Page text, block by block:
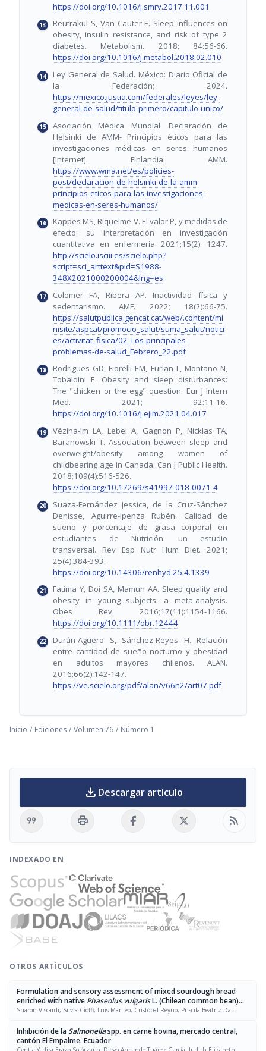
https://doi.org/10.1016/j.smrv.2017.11.001
Reutrakul S, Van Cauter E. Sleep influences on
obesity, insulin resistance, and risk of type 2
diabetes. Metabolism. 2018; 84:56-66.
https://doi.org/10.1016/j.metabol.2018.02.010
Ley General de Salud. México: Diario Oficial de
la Federación; 2024.
https://mexico.justia.com/federales/leyes/ley-
general-de-salud/titulo-primero/capitulo-unico/
Asociación Médica Mundial. Declaración de
Helsinki de AMM- Principios éticos para las
investigaciones médicas en seres humanos
[Internet]. Finlandia: AMM.
https://www.wma.net/es/policies-
post/declaracion-de-helsinki-de-la-amm-
principios-eticos-para-las-investigaciones-
medicas-en-seres-humanos/
Kappes MS, Riquelme V. El valor P, y medidas de
efecto: su interpretación en investigación
cuantitativa en enfermería. 2021;15(2): 1247.
http://scielo.isciii.es/scielo.php?
script=sci_arttext&pid=S1988-
348X2021000200004&lng=es.
Colomer FA, Ribera AP. Inactividad física y
sedentarismo. AMF. 2022; 18(2):66-75.
https://salutpublica.gencat.cat/web/.content/mi
nisite/aspcat/promocio_salut/suma_salut/notici
es/activitat_fisica/02_Los-principales-
problemas-de-salud_Febrero_22.pdf
Rodrigues GD, Fiorelli EM, Furlan L, Montano N,
Tobaldini E. Obesity and sleep disturbances:
The "chicken or the egg" question. Eur J Intern
Med. 2021; 92:11-16.
https://doi.org/10.1016/j.ejim.2021.04.017
Vézina-Im LA, Lebel A, Gagnon P, Nicklas TA,
Baranowski T. Association between sleep and
overweight/obesity among women of
childbearing age in Canada. Can J Public Health.
2018;109(4):516-526.
https://doi.org/10.17269/s41997-018-0071-4
Suaza-Fernández Jessica, de la Cruz-Sánchez
Denisse, Aguirre-Ipenza Rubén. Calidad de
sueño y porcentaje de grasa corporal en
estudiantes de Nutrición: un estudio
transversal. Rev Esp Nutr Hum Diet. 2021;
25(4):384-393.
https://doi.org/10.14306/renhyd.25.4.1339
Fatima Y, Doi SA, Mamun AA. Sleep quality and
obesity in young subjects: a meta-analysis.
Obes Rev. 2016;17(11):1154-1166.
https://doi.org/10.1111/obr.12444
Durán-Agüero S, Sánchez-Reyes H. Relación
entre cantidad de sueño nocturno y obesidad
en adultos mayores chilenos. ALAN.
2016;66(2):142-147.
https://ve.scielo.org/pdf/alan/v66n2/art07.pdf
Inicio / Ediciones / Volumen 76 / Número 1
download Descargar artículo
format_quote print rss_feed
INDEXADO EN
OTROS ARTÍCULOS
Formulation and sensory assessment of mixed sourdough bread
enriched with native Phaseolus vulgarisL. (Chilean common bean)
flour
Sharon Viscardi, Silvia Cioffi, Luis Marileo, Cristóbal Reyno, Priscila Beatriz Da
Elizabeth María Ulloa-Inostroza
Inhibición de laSalmonellaspp. en carne bovina, mercado central,
cantón El Empalme. Ecuador